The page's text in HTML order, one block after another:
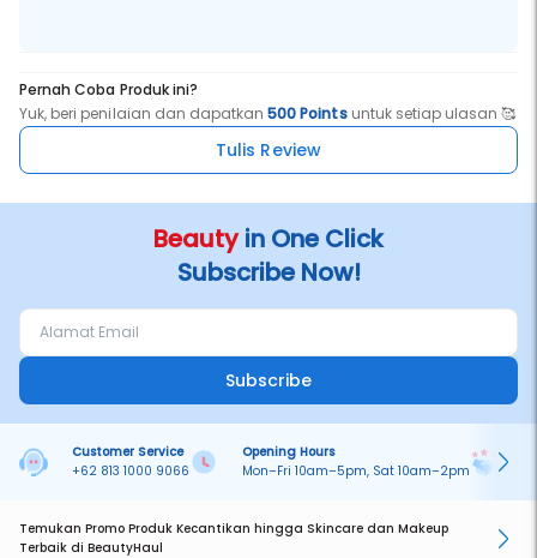
Pernah Coba Produk ini?
Yuk, beri penilaian dan dapatkan500 Pointsuntuk setiap ulasan 🥰
Tulis Review
Beautyin One Click
Subscribe Now!
Subscribe
Customer Service
+62 813 1000 9066
Opening Hours
Mon–Fri 10am–5pm, Sat 10am–2pm
Temukan Promo Produk Kecantikan hingga Skincare dan Makeup
Terbaik di BeautyHaul